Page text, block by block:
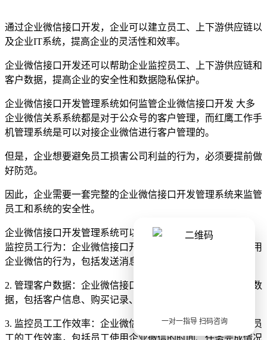
一对一指导 扫码咨询
通过企业微信接口开发，企业可以建立员工、上下游供应链以
及企业IT系统，提高企业的灵活性和效率。
企业微信接口开发还可以帮助企业监控员工、上下游供应链和
客户数据，提高企业的安全性和数据隐私保护。
企业微信接口开发管理系统如何监管企业微信接口开发 大多
企业微信关系系统都是对于公众号的客户管理，而红鹰工作手
机管理系统是可以对接企业微信进行客户管理的。
但是，企业想要避免员工损害公司利益的行为，必须要提前做
好防范。
因此，企业需要一套完整的企业微信接口开发管理系统来监管
员工和系统的安全性。
企业微信接口开发管理系统可以帮助企业实现以下功能： 1.
监控员工行为：企业微信接口开发管理系统可以监控员工使用
企业微信的行为，包括发送消息、查看客户、购买商品等。
2. 管理客户数据：企业微信接口开发管理系统可以管理客户数
据，包括客户信息、购买记录、交易记录等。
3. 监控员工工作效率：企业微信接口开发管理系统可以监控员
工的工作效率，包括员工使用企业微信的时间、任务完成情况